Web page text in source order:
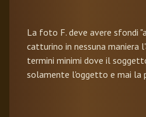
La foto F. deve avere sfondi
catturino in nessuna maniera
termini minimi dove il
solamente l'oggetto e mai la